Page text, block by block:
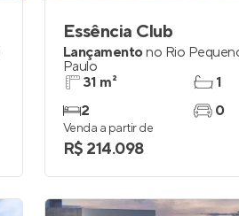
Essência Club
Lançamentono Rio
Paulo
31 m²
2
1
0
Venda a partir de
R$ 214.098